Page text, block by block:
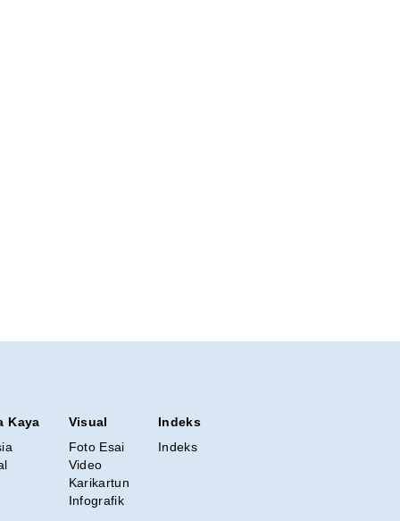
Kaya
Visual
Foto Esai
Video
Karikartun
Infografik
Indeks
Indeks